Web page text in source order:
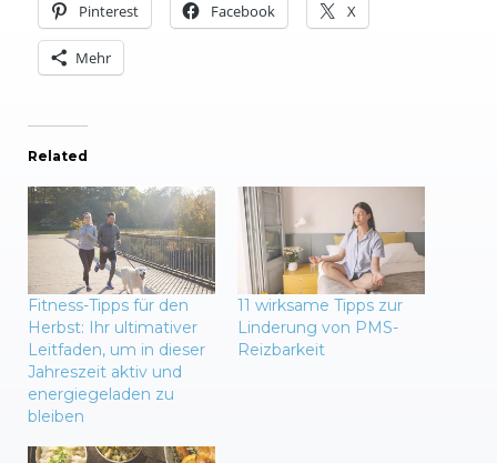
Pinterest Facebook X
Mehr
Related
Fitness-Tipps für den
Herbst: Ihr ultimativer
Leitfaden, um in dieser
Jahreszeit aktiv und
energiegeladen zu
bleiben
11 wirksame Tipps zur
Linderung von PMS-
Reizbarkeit